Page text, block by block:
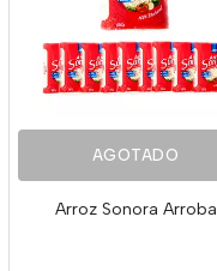
AGOTADO
Arroz Sonora Arroba